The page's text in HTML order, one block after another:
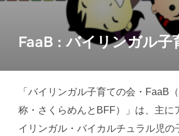
FaaB : バイリンガル子
「バイリンガル子育ての会・FaaB
称・さくらめんとBFF）」は、主に
イリンガル・バイカルチュラル児の